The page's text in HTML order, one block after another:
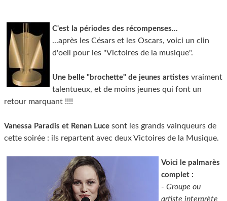
C'est la périodes des récompenses...
...après les Césars et les Oscars, voici un clin
d'oeil pour les "Victoires de la musique".
Une belle "brochette" de jeunes artistes vraiment
talentueux, et de moins jeunes qui font un
retour marquant !!!!
Vanessa Paradis et Renan Luce sont les grands vainqueurs de
cette soirée : ils repartent avec deux Victoires de la Musique.
Voici le palmarès
complet :
- Groupe ou
artiste interprète